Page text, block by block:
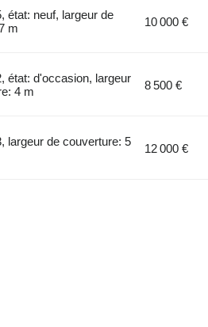
état: neuf, largeur de
m
10 000 €
état: d'occasion, largeur
4 m
8 500 €
largeur de couverture: 5
12 000 €